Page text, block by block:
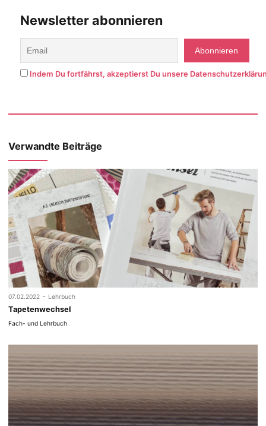
Newsletter abonnieren
Indem Du fortfährst, akzeptierst Du unsere
Verwandte Beiträge
07.02.2022 - Lehrbuch
Tapetenwechsel
Fach- und Lehrbuch